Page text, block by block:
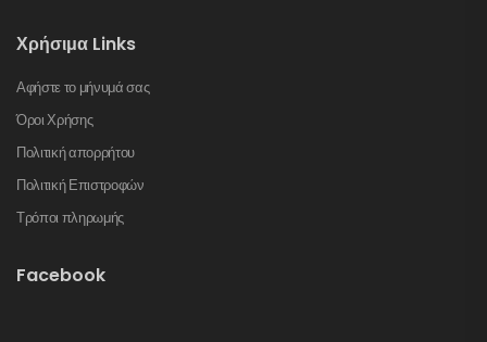
Χρήσιμα Links
Αφήστε το μήνυμά σας
Όροι Χρήσης
Πολιτική απορρήτου
Πολιτική Επιστροφών
Τρόποι πληρωμής
Facebook